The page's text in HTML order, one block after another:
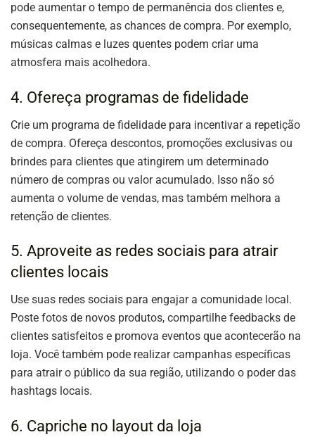
pode aumentar o tempo de permanência dos clientes e,
consequentemente, as chances de compra. Por exemplo,
músicas calmas e luzes quentes podem criar uma
atmosfera mais acolhedora.
4. Ofereça programas de fidelidade
Crie um programa de fidelidade para incentivar a repetição
de compra. Ofereça descontos, promoções exclusivas ou
brindes para clientes que atingirem um determinado
número de compras ou valor acumulado. Isso não só
aumenta o volume de vendas, mas também melhora a
retenção de clientes.
5. Aproveite as redes sociais para atrair
clientes locais
Use suas redes sociais para engajar a comunidade local.
Poste fotos de novos produtos, compartilhe feedbacks de
clientes satisfeitos e promova eventos que acontecerão na
loja. Você também pode realizar campanhas específicas
para atrair o público da sua região, utilizando o poder das
hashtags locais.
6. Capriche no layout da loja